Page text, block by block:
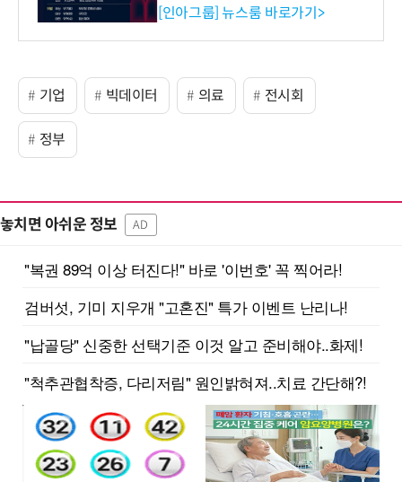
시 세미나 페어 개최
[인아그룹] 뉴스룸 바로가기>
기업 빅데이터 의료 전시회
정부
놓치면 아쉬운 정보 AD